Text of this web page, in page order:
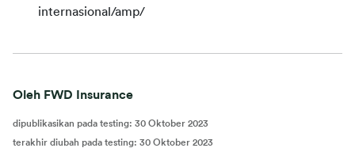
internasional/amp/
Oleh FWD Insurance
dipublikasikan pada testing: 30 Oktober 2023
terakhir diubah pada testing: 30 Oktober 2023